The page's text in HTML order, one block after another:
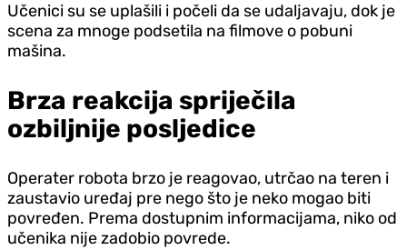
Učenici su se uplašili i počeli da se udaljavaju, dok je
scena za mnoge podsetila na filmove o pobuni
mašina.
Brza reakcija spriječila
ozbiljnije posljedice
Operater robota brzo je reagovao, utrčao na teren i
zaustavio uređaj pre nego što je neko mogao biti
povređen. Prema dostupnim informacijama, niko od
učenika nije zadobio povrede.